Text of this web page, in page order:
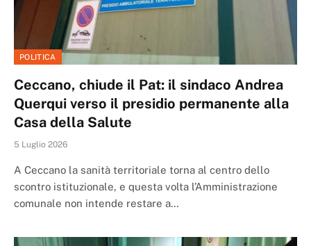
POLITICA
Ceccano, chiude il Pat: il sindaco Andrea
Querqui verso il presidio permanente alla
Casa della Salute
5 Luglio 2026
A Ceccano la sanità territoriale torna al centro dello
scontro istituzionale, e questa volta l’Amministrazione
comunale non intende restare a…